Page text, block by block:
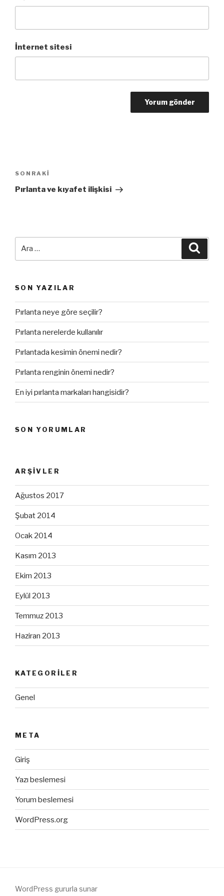
İnternet sitesi
dolaşımı
Sonraki
Yazı
SONRAKI
Pırlanta ve kıyafet ilişkisi
SON YAZILAR
Pırlanta neye göre seçilir?
Pırlanta nerelerde kullanılır
Pırlantada kesimin önemi nedir?
Pırlanta renginin önemi nedir?
En iyi pırlanta markaları hangisidir?
SON YORUMLAR
ARŞIVLER
Ağustos 2017
Şubat 2014
Ocak 2014
Kasım 2013
Ekim 2013
Eylül 2013
Temmuz 2013
Haziran 2013
KATEGORILER
Genel
META
Giriş
Yazı beslemesi
Yorum beslemesi
WordPress.org
WordPress gururla sunar